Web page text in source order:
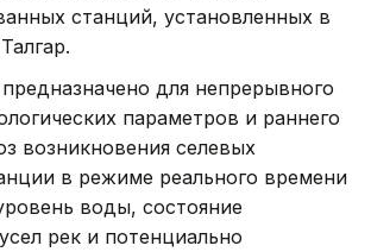
станций, установленных в
для непрерывного
параметров и раннего
возникновения селевых
в режиме реального времени
воды, состояние
рек и потенциально